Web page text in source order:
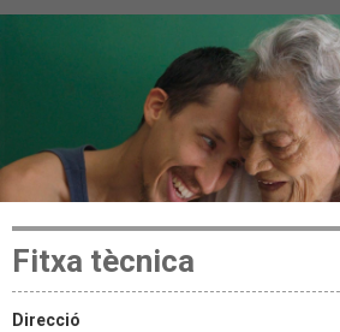
Fitxa tècnica
Direcció